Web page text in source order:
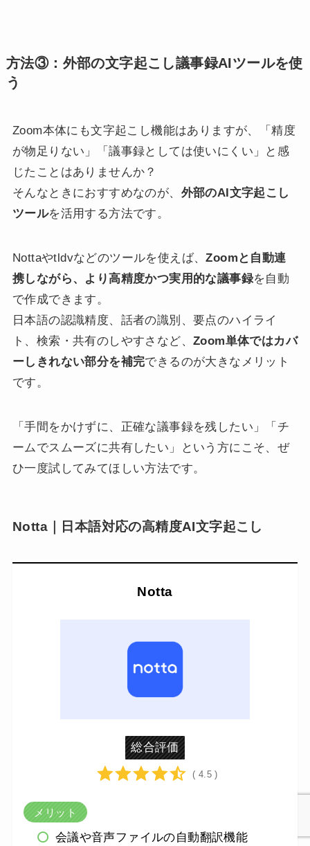
方法③：外部の文字起こし議事録AIツールを使
う
Zoom本体にも文字起こし機能はありますが、「精度
が物足りない」「議事録としては使いにくい」と感
じたことはありませんか？
そんなときにおすすめなのが、 外部のAI文字起こし
ツールを活用する方法です。
Nottaやtldvなどのツールを使えば、Zoomと自動連
携しながら、より高精度かつ実用的な議事録を自動
で作成できます。
日本語の認識精度、話者の識別、要点のハイライ
ト、検索・共有のしやすさなど、 Zoom単体ではカバ
ーしきれない部分を補完できるのが大きなメリット
です。
「手間をかけずに、正確な議事録を残したい」「チ
ームでスムーズに共有したい」という方にこそ、ぜ
ひ一度試してみてほしい方法です。
Notta｜日本語対応の高精度AI文字起こし
Notta
総合評価
( 4.5 )
メリット
会議や音声ファイルの自動翻訳機能